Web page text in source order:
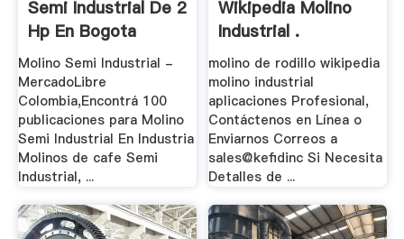
Semi Industrial De 2
Hp En Bogota
Molino Semi Industrial -
MercadoLibre
Colombia,Encontrá 100
publicaciones para Molino
Semi Industrial En Industria
Molinos de cafe Semi
Industrial, ...
Wikipedia Molino
Industrial .
molino de rodillo wikipedia
molino industrial
aplicaciones Profesional,
Contáctenos en Línea o
Enviarnos Correos a
sales@kefidinc Si Necesita
Detalles de ...